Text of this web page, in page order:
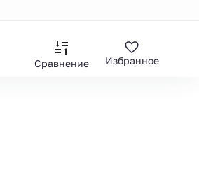
Сравнение Избранное